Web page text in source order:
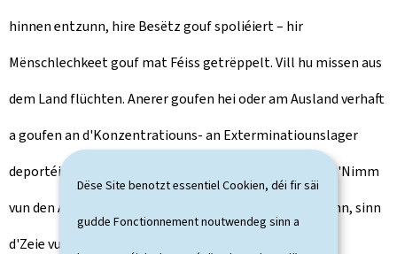
Dëse Site benotzt essentiel Cookien, déi fir säi
gudde Fonctionnement noutwendeg sinn a
hinnen entzunn, hire Besëtz gouf spoliéiert – hir
Mënschlechkeet gouf mat Féiss getrëppelt. Vill hu missen aus
dem Land flüchten. Anerer goufen hei oder am Ausland verhaft
a goufen an d'Konzentratiouns- an Exterminatiounslager
deportéiert. Nëmmen déi mannst sinn zeréckkomm. D'Nimm
vun den Affer, déi elo am "Mur des Noms" agravéiert sinn, sinn
d'Zeie vun dëse zerstéierte Liewen.